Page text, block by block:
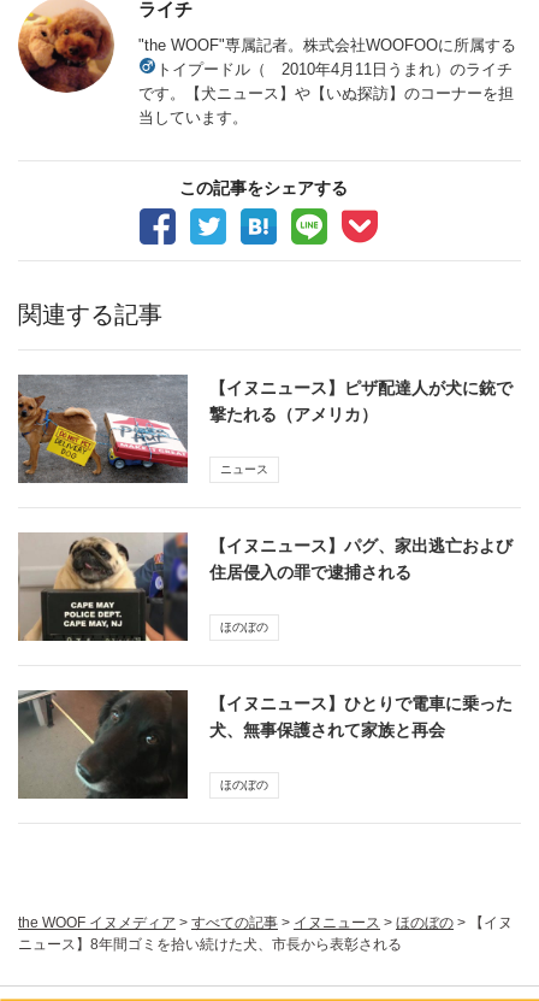
ライチ
"the WOOF"専属記者。株式会社WOOFOOに所属する
トイプードル（
2010年4月11日うまれ）のライチ
です。【犬ニュース】や【いぬ探訪】のコーナーを担
当しています。
この記事をシェアする
関連する記事
【イヌニュース】ピザ配達人が犬に銃で
撃たれる（アメリカ）
ニュース
【イヌニュース】パグ、家出逃亡および
住居侵入の罪で逮捕される
ほのぼの
【イヌニュース】ひとりで電車に乗った
犬、無事保護されて家族と再会
ほのぼの
the WOOF イヌメディア > すべての記事 > イヌニュース > ほのぼの >
【イヌ
ニュース】8年間ゴミを拾い続けた犬、市長から表彰される